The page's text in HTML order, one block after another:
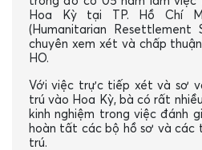
Hoa Kỳ tại TP. Hồ Chí
(Humanitarian
chuyên xem xét và chấp
HO.
Với việc trực tiếp xét và sơ
trú vào Hoa Kỳ, bà có rất
kinh nghiệm trong việc đánh
hoàn tất các bộ hồ sơ và các
trú.